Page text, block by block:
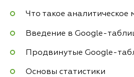
Что такое аналитическое
Введение в Google-
Продвинутые Google-
Основы статистики